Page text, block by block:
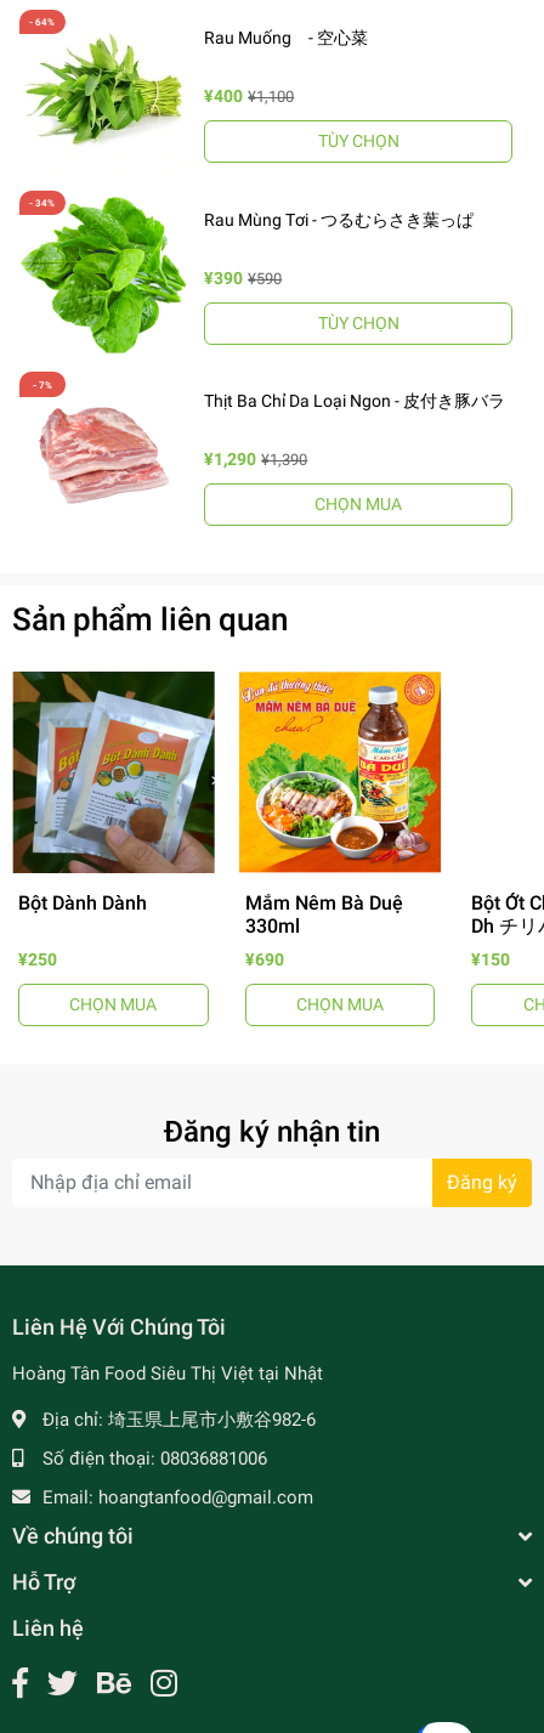
Rau Muống - 空心菜
¥400 ¥1,100
TÙY CHỌN
- 34%
Rau Mùng Tơi - つるむらさき葉っぱ
¥390 ¥590
TÙY CHỌN
Thịt Ba Chỉ Da Loại Ngon - 皮付き豚バラ
¥1,290 ¥1,390
CHỌN MUA
Sản phẩm liên quan
Bột Dành Dành
¥250
CHỌN MUA
Mắm Nêm Bà Duệ
330ml
¥690
CHỌN MUA
Bột Ớt
Dh チ
¥150
Đăng ký nhận tin
Đăng ký
Liên Hệ Với Chúng Tôi
Hoàng Tân Food Siêu Thị Việt tại Nhật
Địa chỉ: 埼玉県上尾市小敷谷982-6
Số điện thoại: 08036881006
Email: hoangtanfood@gmail.com
Về chúng tôi
Hỗ Trợ
Liên hệ
undefined